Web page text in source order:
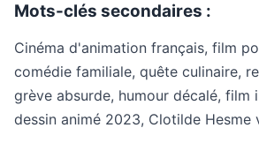
Mots-clés secondaires :
Cinéma d'animation français, film
comédie familiale, quête culinaire,
grève absurde, humour décalé, film
dessin animé 2023, Clotilde Hesme